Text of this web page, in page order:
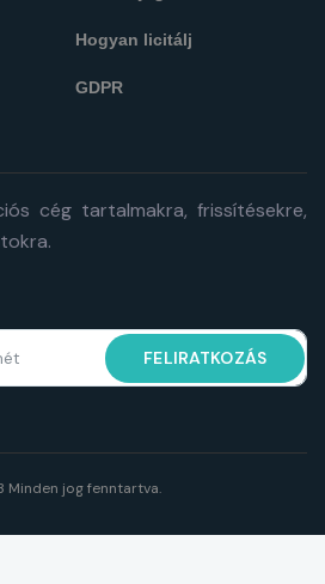
Hogyan licitálj
GDPR
cég tartalmakra, frissítésekre,
FELIRATKOZÁS
Minden jog fenntartva.